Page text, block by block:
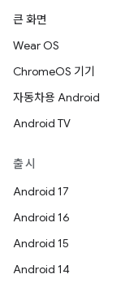
큰 화면
Wear OS
ChromeOS 기기
자동차용 Android
Android TV
출시
Android 17
Android 16
Android 15
Android 14